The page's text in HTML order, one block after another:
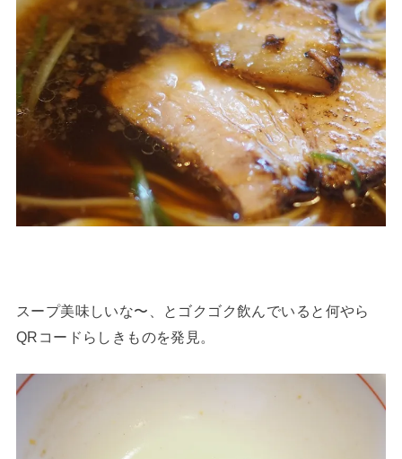
スープ美味しいな〜、とゴクゴク飲んでいると何やら
QRコードらしきものを発見。